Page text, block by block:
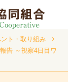
ント・取り組み
告 ～視察4日目ワ